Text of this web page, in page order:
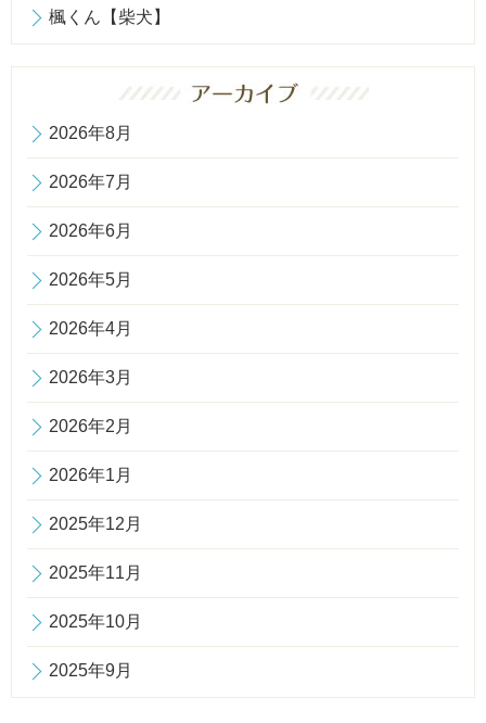
楓くん【柴犬】
2026年8月
2026年7月
2026年6月
2026年5月
2026年4月
2026年3月
2026年2月
2026年1月
2025年12月
2025年11月
2025年10月
2025年9月